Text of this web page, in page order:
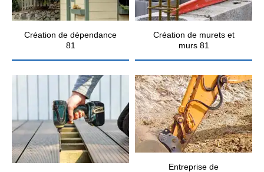
Création de dépendance
81
Création de murets et
murs 81
Entreprise de